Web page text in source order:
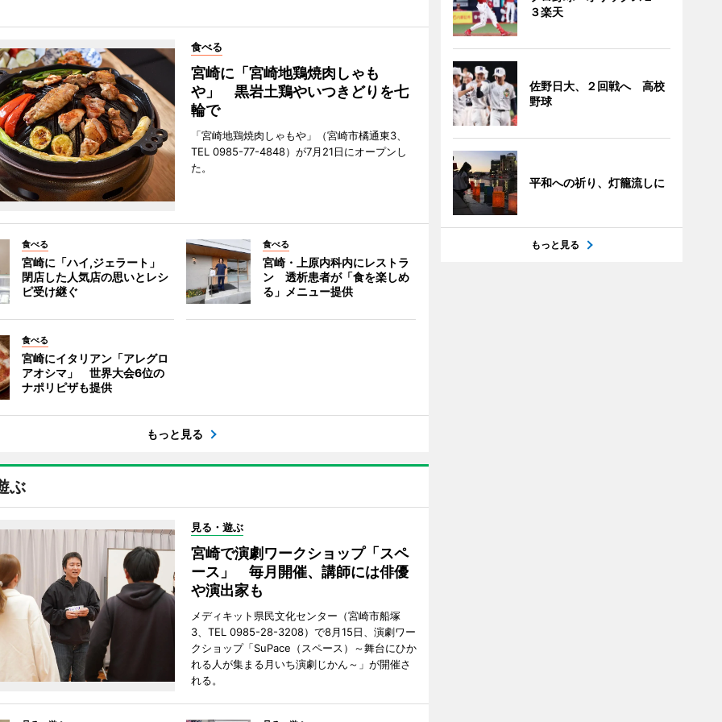
食べる
宮崎に「宮崎地鶏焼肉しゃも
や」 黒岩土鶏やいつきどりを七
輪で
「宮崎地鶏焼肉しゃもや」（宮崎市橘通東3、
TEL 0985-77-4848）が7月21日にオープンし
た。
食べる
宮崎に「ハイ,ジェラート」
閉店した人気店の思いとレシ
ピ受け継ぐ
食べる
宮崎・上原内科内にレストラ
ン 透析患者が「食を楽しめ
る」メニュー提供
食べる
宮崎にイタリアン「アレグロ
アオシマ」 世界大会6位の
ナポリピザも提供
もっと見る
ぶ
見る・遊ぶ
宮崎で演劇ワークショップ「スペ
ース」 毎月開催、講師には俳優
や演出家も
メディキット県民文化センター（宮崎市船塚
3、TEL 0985-28-3208）で8月15日、演劇ワー
クショップ「SuPace（スペース）～舞台にひか
れる人が集まる月いち演劇じかん～」が開催さ
れる。
３楽天
佐野日大、２回戦へ 高校
野球
平和への祈り、灯籠流しに
もっと見る